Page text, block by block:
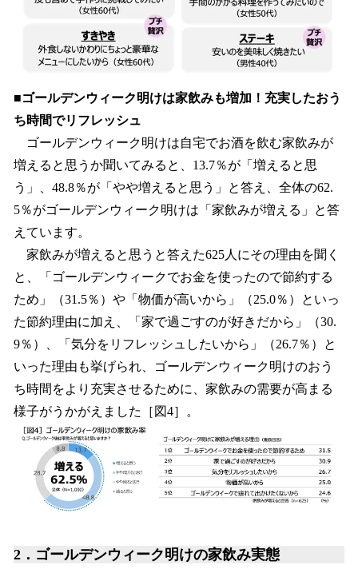
■ゴールデンウィーク明けは家飲みも増加！充実したおう
ち時間でリフレッシュ
ゴールデンウィーク明けは自宅でお酒を飲む家飲みが
増えると思うか聞いてみると、13.7％が「増えると思
う」、48.8％が「やや増えると思う」と答え、全体の62.
5％がゴールデンウィーク明けは「家飲みが増える」と答
えています。
家飲みが増えると思うと答えた625人にその理由を聞く
と、「ゴールデンウィークでお金を使ったので節約する
ため」（31.5％）や「物価が高いから」（25.0％）といっ
た節約理由に加え、「家で過ごすのが好きだから」（30.
9％）、「気分をリフレッシュしたいから」（26.7％）と
いった理由も挙げられ、ゴールデンウィーク明けのおう
ち時間をより充実させるために、家飲みの需要が高まる
様子がうかがえました［図4］。
2．ゴールデンウィーク明けの家飲み実態